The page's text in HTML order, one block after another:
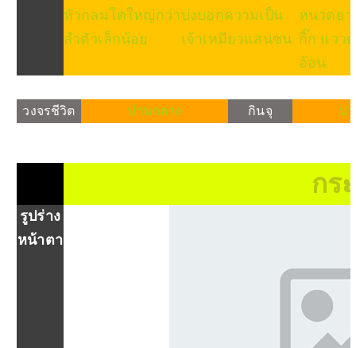
หัวกลมโตใหญ่กว่า
ลำตัวเล็กน้อย
บ่งบอกความเป็น
เจ้าเหมียวแสนซน
หนวดยา
กิ๊ก แวว
อ้อน
วงจรชีวิต ปานกลาง กินจุ ป
กร
รูปร่าง
หน้าตา